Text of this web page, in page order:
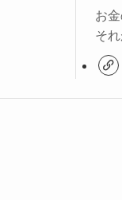
お
そ